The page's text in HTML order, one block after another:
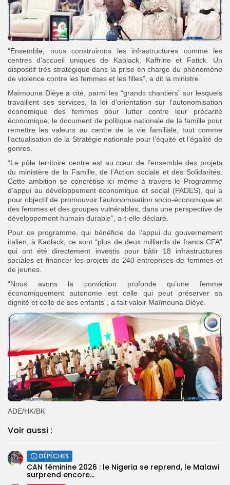
“Ensemble, nous construirons les infrastructures comme les
centres d’accueil uniques de Kaolack, Kaffrine et Fatick. Un
dispositif très stratégique dans la prise en charge du phénomène
de violence contre les femmes et les filles”, a dit la ministre.
Maïmouna Dièye a cité, parmi les “grands chantiers” sur lesquels
travaillent ses services, la loi d’orientation sur l’autonomisation
économique des femmes pour lutter contre leur précarité
économique, le document de politique nationale de la famille pour
remettre les valeurs au centre de la vie familiale, tout comme
l’actualisation de la Stratégie nationale pour l’équité et l’égalité de
genres.
“Le pôle territoire centre est au cœur de l’ensemble des projets
du ministère de la Famille, de l’Action sociale et des Solidarités.
Cette ambition se concrétise ici même à travers le Programme
d’appui au développement économique et social (PADES), qui a
pour objectif de promouvoir l’autonomisation socio-économique et
des femmes et des groupes vulnérables, dans une perspective de
développement humain durable”, a-t-elle déclaré.
Pour ce programme, qui bénéficie de l’appui du gouvernement
italien, à Kaolack, ce sont “plus de deux milliards de francs CFA”
qui ont été directement investis pour bâtir 18 infrastructures
sociales et financer les projets de 240 entreprises de femmes et
de jeunes.
“Nous avons la conviction profonde qu’une femme
économiquement autonome est celle qui peut préserver sa
dignité et celle de ses enfants”, a fait valoir Maïmouna Dièye.
ADE/HK/BK
Voir aussi :
DÉPÊCHES
‎CAN féminine 2026 : le Nigeria se reprend, le Malawi
surprend encore...